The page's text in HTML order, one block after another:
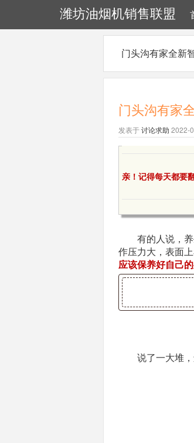
潍坊油烟机销售联盟
门头沟有家全新
门头沟有家
发表于讨论求助 2022-
亲！记得每天都要
有的人说，
作压力大，表面
应该保养好自己
说了一大堆